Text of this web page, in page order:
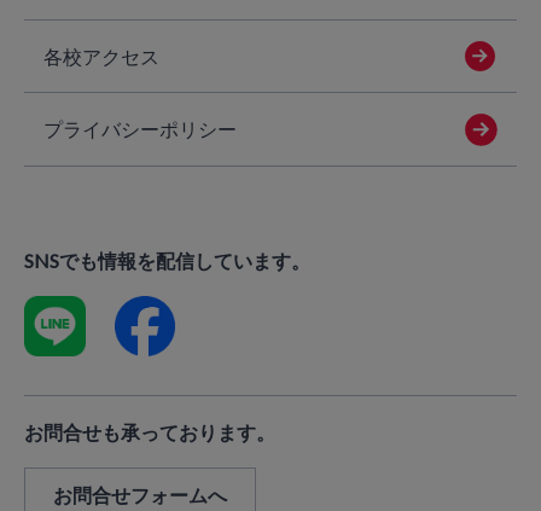
各校アクセス
プライバシーポリシー
SNSでも情報を配信しています。
お問合せも承っております。
お問合せフォームへ